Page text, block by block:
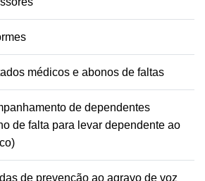
médicos e abonos de faltas
de dependentes
de falta para levar dependente ao
de prevenção ao agravo de voz